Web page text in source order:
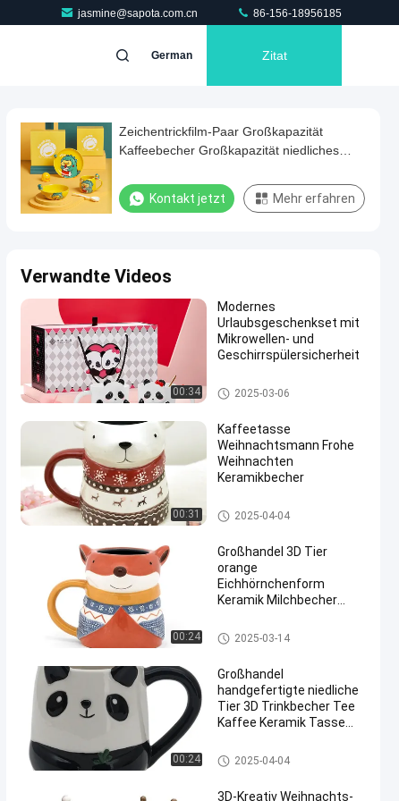
jasmine@sapota.com.cn 86-156-18956185
German Zitat
Zeichentrickfilm-Paar Großkapazität
Kaffeebecher Großkapazität niedliches
Kontakt jetzt Mehr erfahren
Verwandte Videos
00:34
Modernes
Urlaubsgeschenkset mit
Mikrowellen- und
Geschirrspülersicherheit
Valentine'S Day Ceramics
2025-03-06
00:31
Kaffeetasse
Weihnachtsmann Frohe
Weihnachten
Keramikbecher
3D Ceramic Mug
2025-04-04
00:24
Großhandel 3D Tier
orange
Eichhörnchenform
Keramik Milchbecher
Weihnachtsgeschenk mit
Handmalerei
3D Ceramic Mug
2025-03-14
00:24
Großhandel
handgefertigte niedliche
Tier 3D Trinkbecher Tee
Kaffee Keramik Tasse
3D Ceramic Mug
2025-04-04
3D-Kreativ Weihnachts-